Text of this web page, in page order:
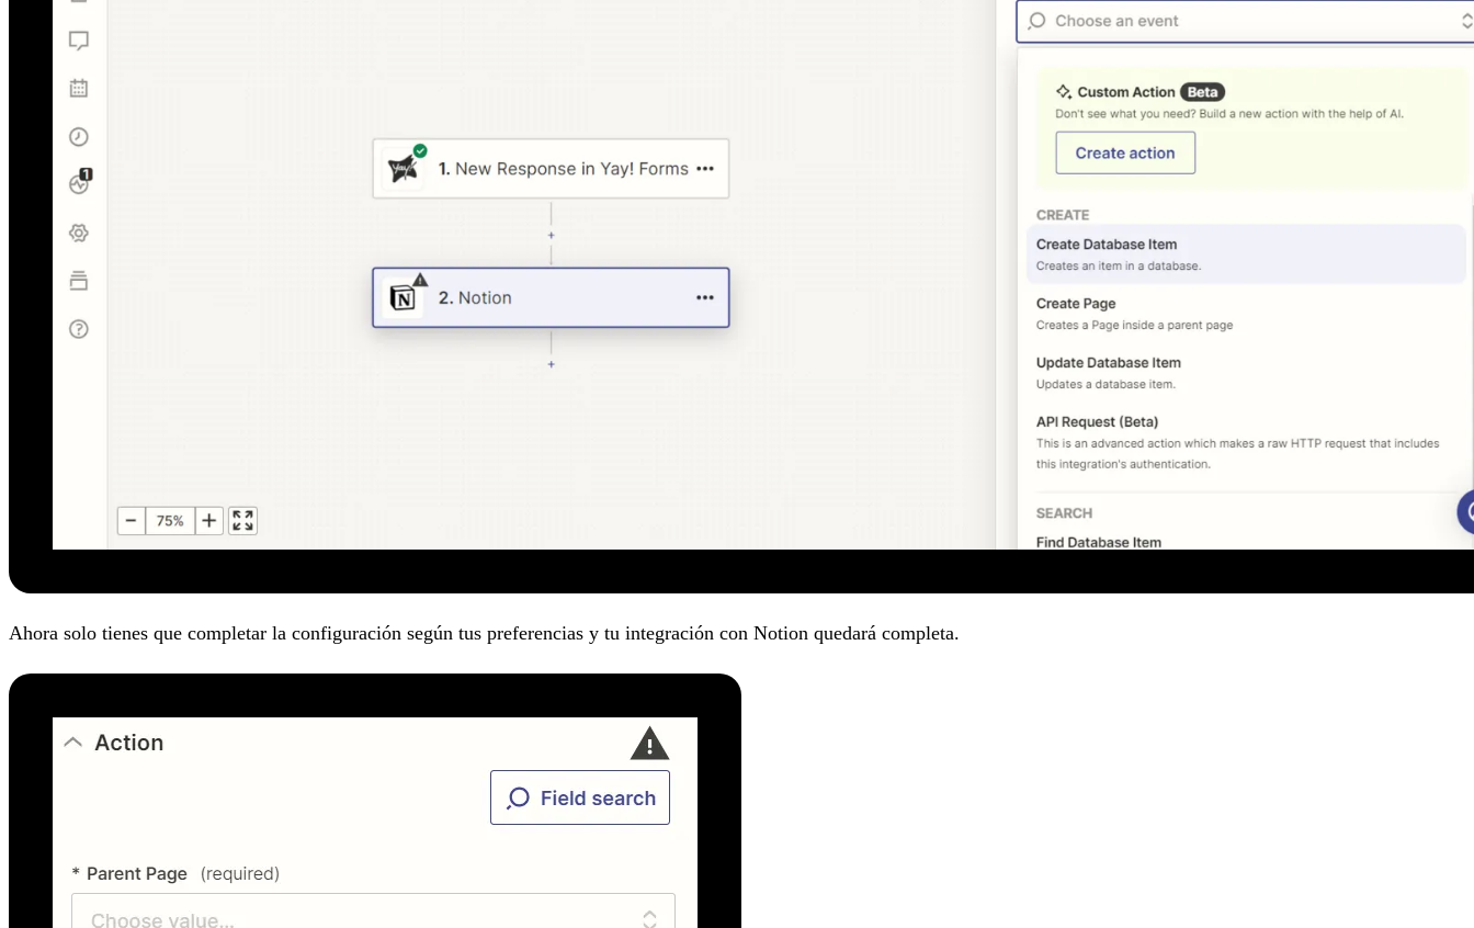
Ahora solo tienes que completar la configuración según tus preferencias y tu integración con Notion quedará completa.